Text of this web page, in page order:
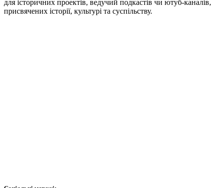
для історичних проектів, ведучий подкастів чи ютуб-каналів,
присвячених історії, культурі та суспільству.